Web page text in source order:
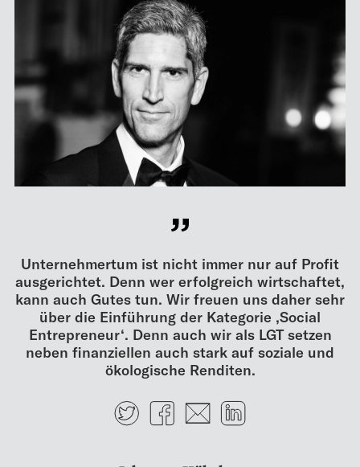
Unternehmertum ist nicht immer nur auf Profit
ausgerichtet. Denn wer erfolgreich wirtschaftet,
kann auch Gutes tun. Wir freuen uns daher sehr
über die Einführung der Kategorie ‚Social
Entrepreneur‘. Denn auch wir als LGT setzen
neben finanziellen auch stark auf soziale und
ökologische Renditen.
TwitterFacebook
E-mail